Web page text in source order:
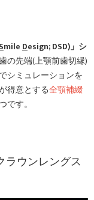
mileDesign; DSD)」シ
の先端(上顎前歯切縁)
シミュレーションを
得意とする全顎補綴
す。
ラウンレングス